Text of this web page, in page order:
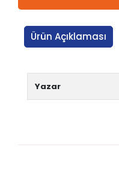
Ürün Açıklaması
Yazar